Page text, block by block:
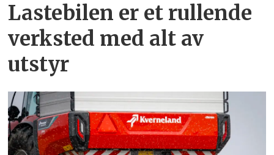
Lastebilen er et rullende
verksted med alt av
utstyr